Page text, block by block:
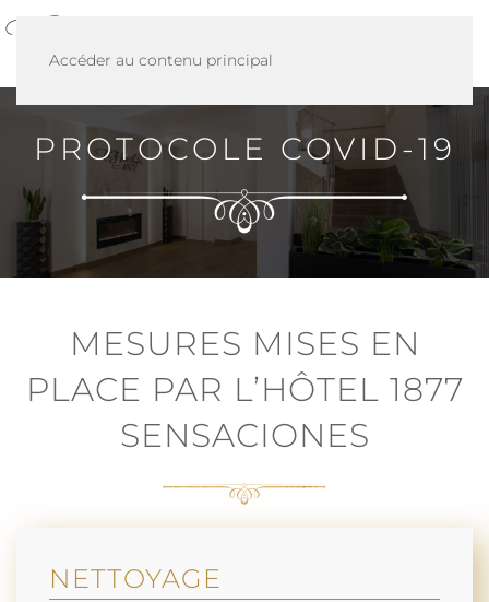
Accéder au contenu principal
PROTOCOLE COVID-19
MESURES MISES EN
PLACE PAR L’HÔTEL 1877
SENSACIONES
NETTOYAGE